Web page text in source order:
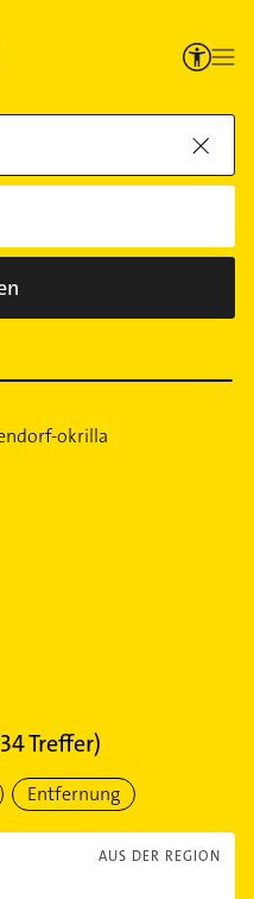
34Treffer)
Entfernung
AUS DER REGION